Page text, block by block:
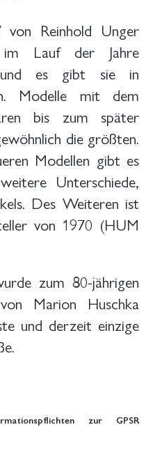
Reinhold Unger
Lauf der Jahre
und es gibt sie in
Modelle mit dem
bis zum später
die größten.
Modellen gibt es
Unterschiede,
Des Weiteren ist
von 1970 (HUM
zum 80-jährigen
Marion Huschka
und derzeit einzige
zur GPSR